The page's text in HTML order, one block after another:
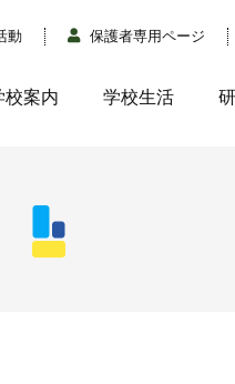
動 保護者専用ページ
校案内 学校生活